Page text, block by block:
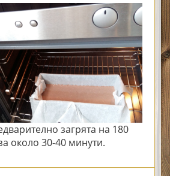
загрята на 180
около 30-40 минути.